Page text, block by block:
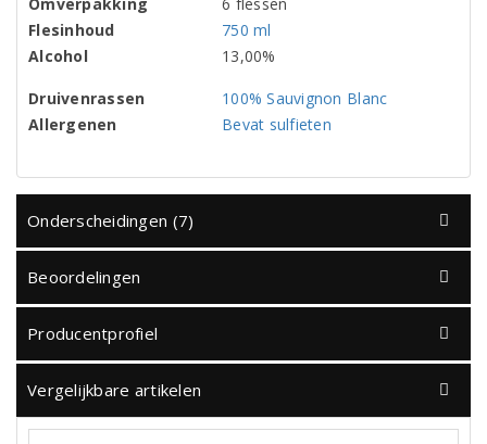
Flesinhoud
750 ml
Alcohol
13,00%
Druivenrassen
100% Sauvignon Blanc
Allergenen
Bevat sulfieten
Onderscheidingen (7)
Beoordelingen
Producentprofiel
Vergelijkbare artikelen